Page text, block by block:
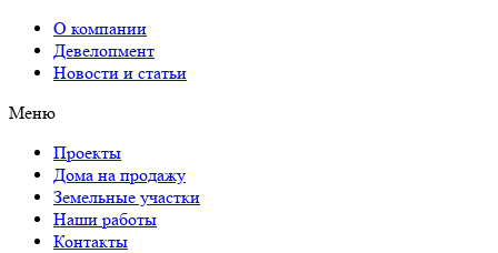
О компании
Девелопмент
Новости и статьи
Меню
Проекты
Дома на продажу
Земельные участки
Наши работы
Контакты